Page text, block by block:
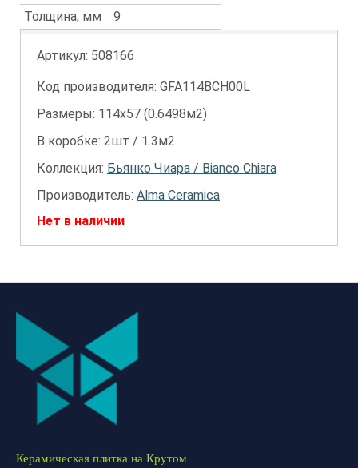
Толщина, мм
9
Артикул: 508166
Код производителя: GFA114BCH00L
Размеры: 114х57 (0.6498м2)
В коробке: 2шт / 1.3м2
Коллекция: Бьянко Чиара / Bianco Chiara
Производитель: Alma Ceramica
Нет в наличии
Керамическая плитка на Крутом